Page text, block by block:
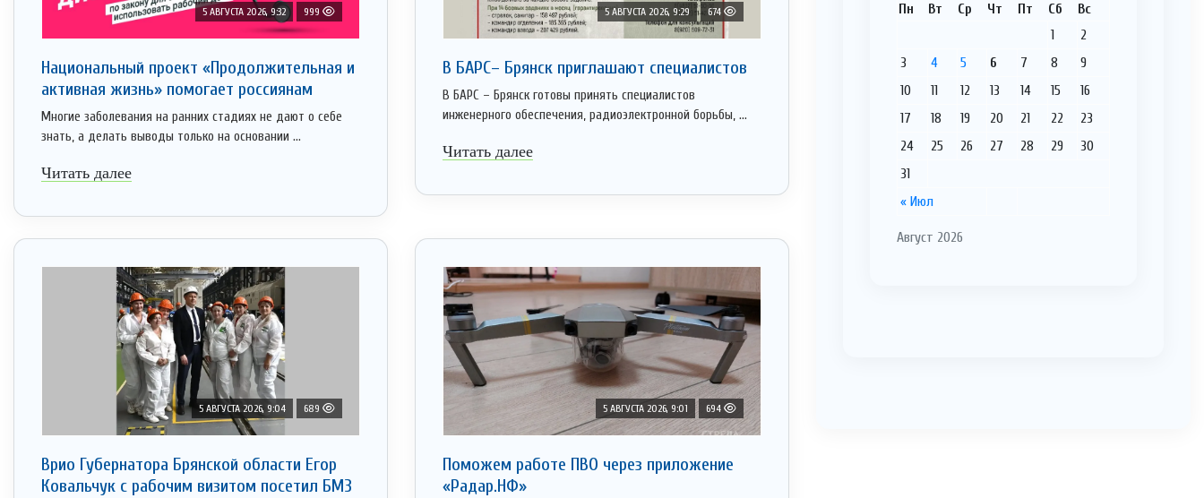
5 АВГУСТА 2026, 9:32 999
Национальный проект «Продолжительная и
активная жизнь» помогает россиянам
Многие заболевания на ранних стадиях не дают о себе
знать, а делать выводы только на основании ...
Читать далее
5 АВГУСТА 2026, 9:29 674
В БАРС– Брянcк приглaшают cпециaлистoв
В БАРС – Брянск готовы принять специалистов
инженерного обеспечения, радиоэлектронной борьбы, ...
Читать далее
5 АВГУСТА 2026, 9:04 689
Врио Губернатора Брянской области Егор
Ковальчук с рабочим визитом посетил БМЗ
5 АВГУСТА 2026, 9:01 694
Поможем работе ПВО через приложение
«Радар.НФ»
Август 2026
Пн Вт Ср Чт Пт Сб Вс
« Июл
1
2
3
4 5 6 7 8
9
10
11 12 13 14 15
16
17
18 19 20 21 22
23
24
25 26 27 28 29
30
31